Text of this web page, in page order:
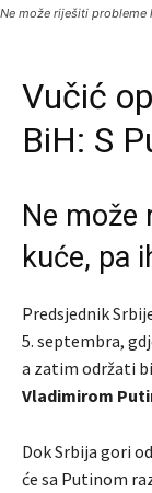
Ne može riješiti probleme
Vučić
BiH: S
Ne može
kuće, pa
Predsjednik
5. septembra,
a zatim održati
Vladimirom
Dok Srbija gori
će sa Putinom